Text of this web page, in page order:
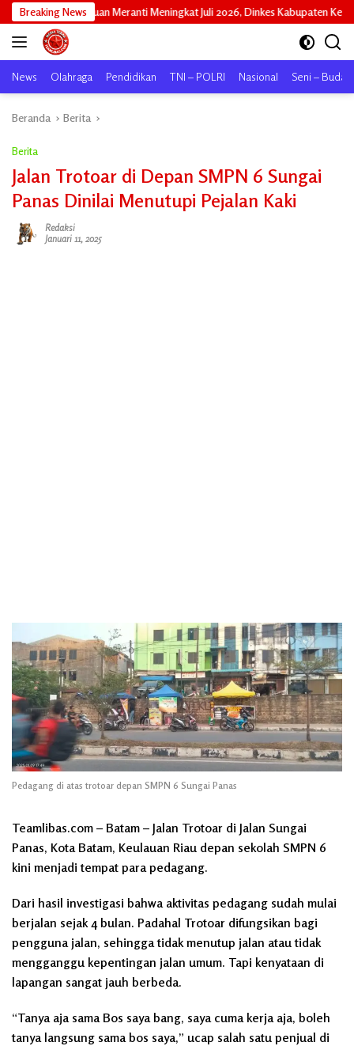
Langsung
ke
konten
Breaking News
Meranti Meningkat Juli 2026, Dinkes Kabupaten Kepulauan Meranti
News Olahraga Pendidikan TNI – POLRI Nasional Seni –
Beranda Berita
Berita
Jalan Trotoar di Depan SMPN 6 Sungai
Panas Dinilai Menutupi Pejalan Kaki
Redaksi
Januari 11, 2025
Pedagang di atas trotoar depan SMPN 6 Sungai Panas
Teamlibas.com – Batam – Jalan Trotoar di Jalan Sungai
Panas, Kota Batam, Keulauan Riau depan sekolah SMPN 6
kini menjadi tempat para pedagang.
Dari hasil investigasi bahwa aktivitas pedagang sudah mulai
berjalan sejak 4 bulan. Padahal Trotoar difungsikan bagi
pengguna jalan, sehingga tidak menutup jalan atau tidak
mengganggu kepentingan jalan umum. Tapi kenyataan di
lapangan sangat jauh berbeda.
“Tanya aja sama Bos saya bang, saya cuma kerja aja, boleh
tanya langsung sama bos saya,” ucap salah satu penjual di